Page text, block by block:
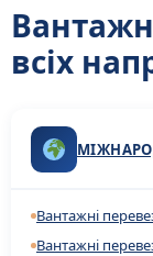
всіх
Вантажні
Вантажні